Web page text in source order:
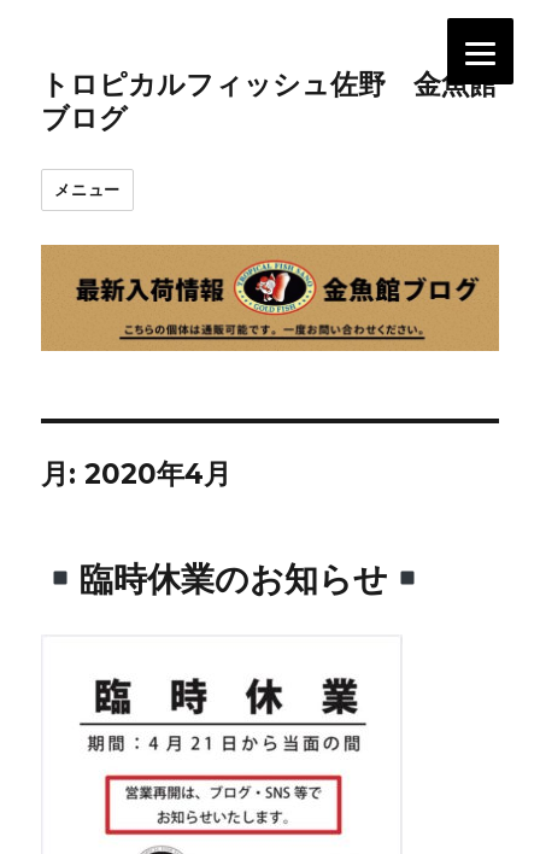
トロピカルフィッシュ佐野 金魚館
ブログ
メニュー
月:2020年4月
臨時休業のお知らせ